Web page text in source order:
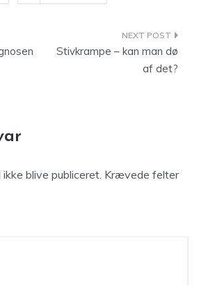
Stivkrampe – kan man dø
af det?
blive publiceret. Krævede felter